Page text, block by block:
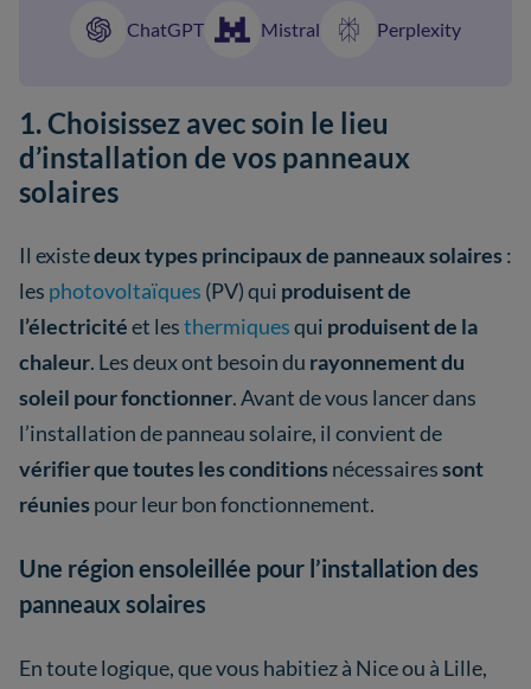
ChatGPT Mistral Perplexity
1. Choisissez avec soin le lieu
d’installation de vos panneaux
solaires
Il existedeux types principaux de panneaux solaires :
les photovoltaïques (PV) qui produisent de
l’électricitéet lesthermiquesqui produisent de la
chaleur. Les deux ont besoin du rayonnement du
soleil pour fonctionner. Avant de vous lancer dans
l’installation de panneau solaire, il convient de
vérifier que toutes les conditions nécessairessont
réunies pour leur bon fonctionnement.
Une région ensoleillée pour l’installation des
panneaux solaires
En toute logique, que vous habitiez à Nice ou à Lille,